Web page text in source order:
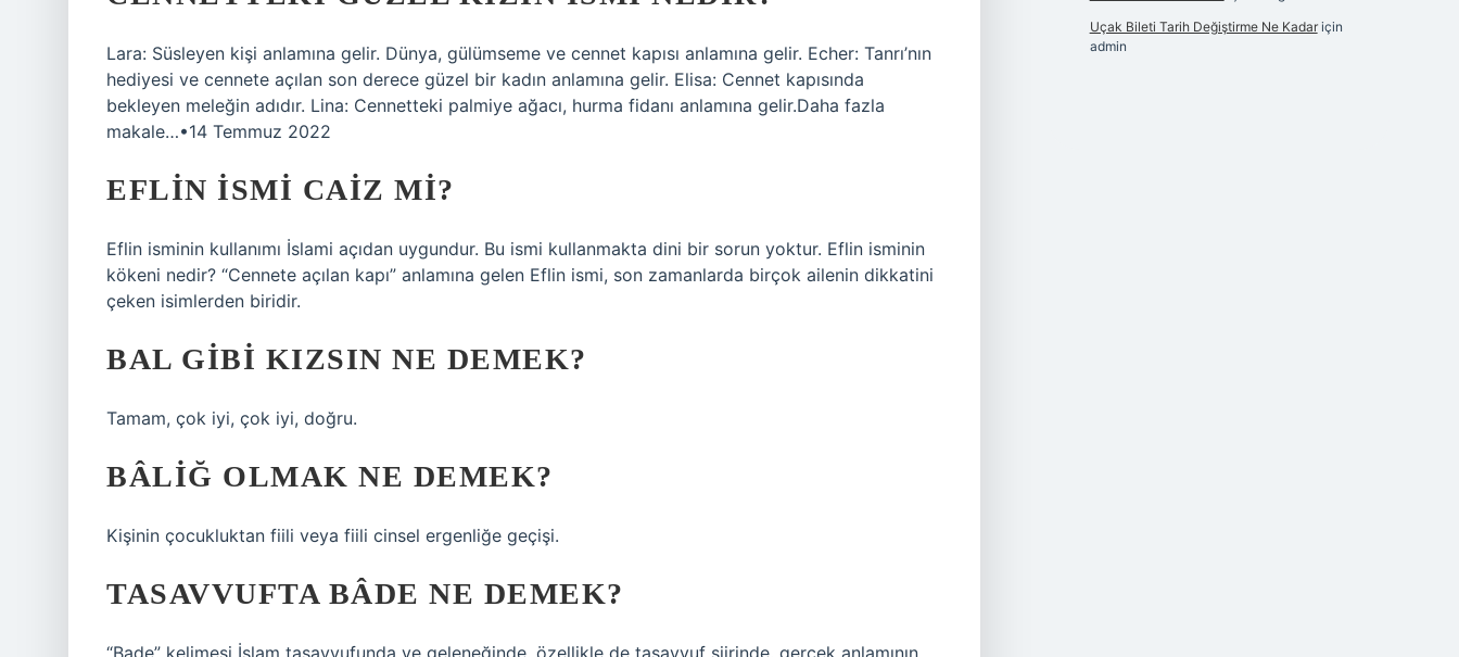
Lara: Süsleyen kişi anlamına gelir. Dünya, gülümseme ve cennet kapısı anlamına gelir. Echer: Tanrı’nın
hediyesi ve cennete açılan son derece güzel bir kadın anlamına gelir. Elisa: Cennet kapısında
bekleyen meleğin adıdır. Lina: Cennetteki palmiye ağacı, hurma fidanı anlamına gelir.Daha fazla
makale…•14 Temmuz 2022
EFLIN ISMI CAIZ MI?
Eflin isminin kullanımı İslami açıdan uygundur. Bu ismi kullanmakta dini bir sorun yoktur. Eflin isminin
kökeni nedir? “Cennete açılan kapı” anlamına gelen Eflin ismi, son zamanlarda birçok ailenin dikkatini
çeken isimlerden biridir.
BAL GIBI KIZSIN NE DEMEK?
Tamam, çok iyi, çok iyi, doğru.
BÂLIĞ OLMAK NE DEMEK?
Kişinin çocukluktan fiili veya fiili cinsel ergenliğe geçişi.
TASAVVUFTA BÂDE NE DEMEK?
“Bade” kelimesi İslam tasavvufunda ve geleneğinde, özellikle de tasavvuf şiirinde, gerçek anlamının
Uçak Bileti Tarih Değiştirme Ne Kadariçin
admin